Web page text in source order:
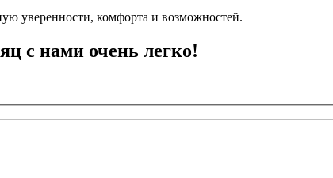
уверенности, комфорта и возможностей.
с нами очень легко!